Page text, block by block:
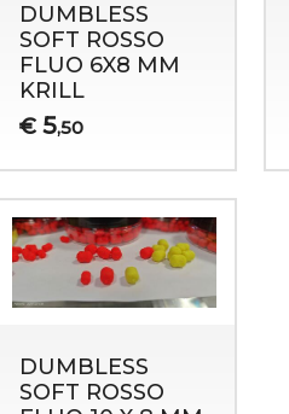
DUMBLESS
SOFT ROSSO
FLUO 6X8 MM
KRILL
€ 5,50
DUMBLESS
SOFT ROSSO